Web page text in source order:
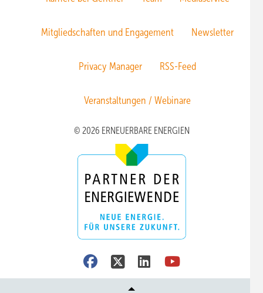
Mitgliedschaften und Engagement Newsletter
Privacy Manager RSS-Feed
Veranstaltungen / Webinare
© 2026 ERNEUERBARE ENERGIEN